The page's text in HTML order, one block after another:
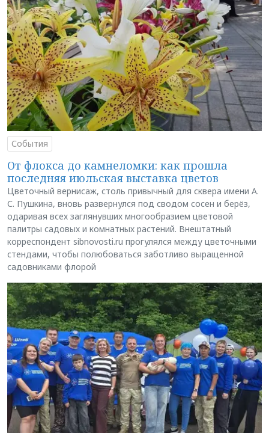
События
От флокса до камнеломки: как прошла
последняя июльская выставка цветов
Цветочный вернисаж, столь привычный для сквера имени А.
С. Пушкина, вновь развернулся под сводом сосен и берёз,
одаривая всех заглянувших многообразием цветовой
палитры садовых и комнатных растений. Внештатный
корреспондент sibnovosti.ru прогулялся между цветочными
стендами, чтобы полюбоваться заботливо выращенной
садовниками флорой